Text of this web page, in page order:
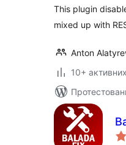
This plugin
mixed up with
Anton
10+